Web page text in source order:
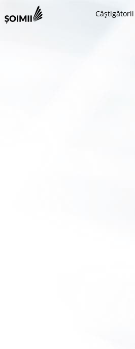
Câștigătorii